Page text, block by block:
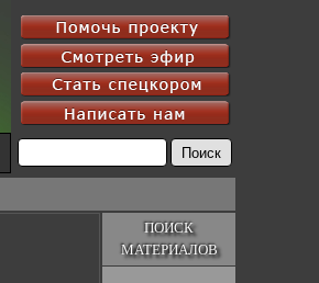
ПОИСК
МАТЕРИАЛОВ